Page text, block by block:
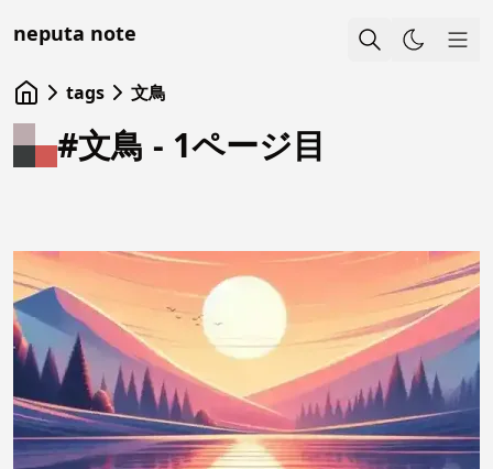
neputa note
tags
文鳥
#文鳥 - 1ページ目